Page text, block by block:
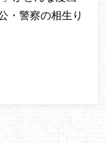
・警察の相生り